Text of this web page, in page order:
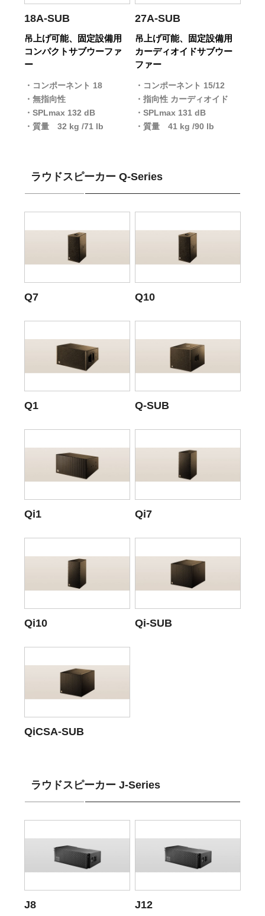
18A-SUB
吊上げ可能、固定設備用
コンパクトサブウーファ
ー
コンポーネント 18
無指向性
SPLmax 132 dB
質量 32 kg /71 lb
27A-SUB
吊上げ可能、固定設備用
カーディオイドサブウー
ファー
コンポーネント 15/12
指向性 カーディオイド
SPLmax 131 dB
質量 41 kg /90 lb
ラウドスピーカー Q-Series
Q7 Q10
Q1 Q-SUB
Qi1 Qi7
Qi10 Qi-SUB
QiCSA-SUB
ラウドスピーカー J-Series
J8 J12